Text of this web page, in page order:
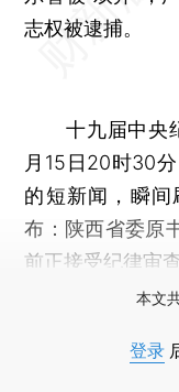
志权被逮捕。
十九届中央纪
月15日20时30
的短新闻，瞬
布：陕西省委原
前正接受纪律审
本文
登录